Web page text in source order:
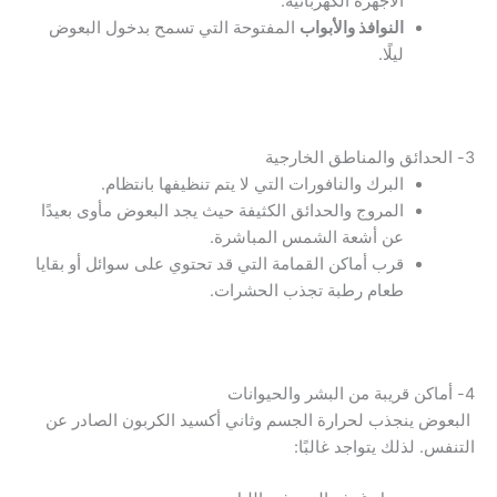
النوافذ والأبواب المفتوحة التي تسمح بدخول البعوض
ليلًا.
3- الحدائق والمناطق الخارجية
البرك والنافورات التي لا يتم تنظيفها بانتظام.
المروج والحدائق الكثيفة حيث يجد البعوض مأوى بعيدًا
عن أشعة الشمس المباشرة.
قرب أماكن القمامة التي قد تحتوي على سوائل أو بقايا
طعام رطبة تجذب الحشرات.
4- أماكن قريبة من البشر والحيوانات
البعوض ينجذب لحرارة الجسم وثاني أكسيد الكربون الصادر عن
التنفس. لذلك يتواجد غالبًا: